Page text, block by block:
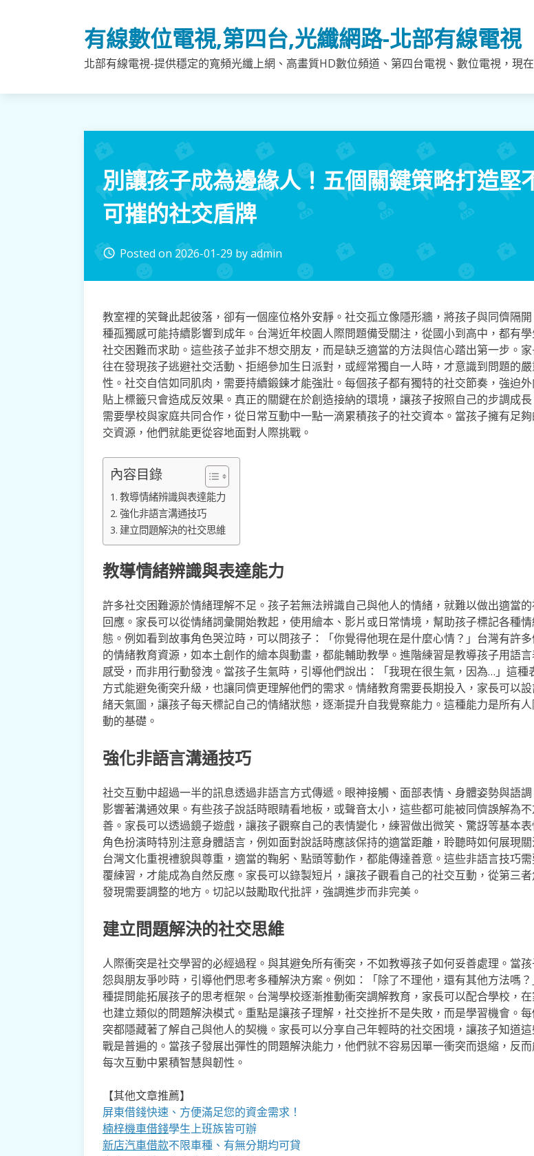
有線數位電視,第四台,光纖網路-北部有線電視
北部有線電視-提供穩定的寬頻光纖上網、高畫質HD數位頻道、第四台電視、數位電視，現
別讓孩子成為邊緣人！五個關鍵策略打造堅
可摧的社交盾牌
access_time Posted on2026-01-29 byadmin
教室裡的笑聲此起彼落，卻有一個座位格外安靜。社交孤立像隱形牆，將孩子與同儕隔
種孤獨感可能持續影響到成年。台灣近年校園人際問題備受關注，從國小到高中，都有
社交困難而求助。這些孩子並非不想交朋友，而是缺乏適當的方法與信心踏出第一步。
往在發現孩子逃避社交活動、拒絕參加生日派對，或經常獨自一人時，才意識到問題的嚴
性。社交自信如同肌肉，需要持續鍛鍊才能強壯。每個孩子都有獨特的社交節奏，強迫
貼上標籤只會造成反效果。真正的關鍵在於創造接納的環境，讓孩子按照自己的步調成
需要學校與家庭共同合作，從日常互動中一點一滴累積孩子的社交資本。當孩子擁有足
交資源，他們就能更從容地面對人際挑戰。
內容目錄
教導情緒辨識與表達能力
強化非語言溝通技巧
建立問題解決的社交思維
教導情緒辨識與表達能力
許多社交困難源於情緒理解不足。孩子若無法辨識自己與他人的情緒，就難以做出適當
回應。家長可以從情緒詞彙開始教起，使用繪本、影片或日常情境，幫助孩子標記各種
態。例如看到故事角色哭泣時，可以問孩子：「你覺得他現在是什麼心情？」台灣有許
的情緒教育資源，如本土創作的繪本與動畫，都能輔助教學。進階練習是教導孩子用語
感受，而非用行動發洩。當孩子生氣時，引導他們說出：「我現在很生氣，因為…」這種
方式能避免衝突升級，也讓同儕更理解他們的需求。情緒教育需要長期投入，家長可以
緒天氣圖，讓孩子每天標記自己的情緒狀態，逐漸提升自我覺察能力。這種能力是所有
動的基礎。
強化非語言溝通技巧
社交互動中超過一半的訊息透過非語言方式傳遞。眼神接觸、面部表情、身體姿勢與語
影響著溝通效果。有些孩子說話時眼睛看地板，或聲音太小，這些都可能被同儕誤解為不
善。家長可以透過鏡子遊戲，讓孩子觀察自己的表情變化，練習做出微笑、驚訝等基本表
角色扮演時特別注意身體語言，例如面對說話時應該保持的適當距離，聆聽時如何展現關
台灣文化重視禮貌與尊重，適當的鞠躬、點頭等動作，都能傳達善意。這些非語言技巧
覆練習，才能成為自然反應。家長可以錄製短片，讓孩子觀看自己的社交互動，從第三
發現需要調整的地方。切記以鼓勵取代批評，強調進步而非完美。
建立問題解決的社交思維
人際衝突是社交學習的必經過程。與其避免所有衝突，不如教導孩子如何妥善處理。當
怨與朋友爭吵時，引導他們思考多種解決方案。例如：「除了不理他，還有其他方法嗎
種提問能拓展孩子的思考框架。台灣學校逐漸推動衝突調解教育，家長可以配合學校，
也建立類似的問題解決模式。重點是讓孩子理解，社交挫折不是失敗，而是學習機會。
突都隱藏著了解自己與他人的契機。家長可以分享自己年輕時的社交困境，讓孩子知道
戰是普遍的。當孩子發展出彈性的問題解決能力，他們就不容易因單一衝突而退縮，反
每次互動中累積智慧與韌性。
【其他文章推薦】
屏東借錢快速、方便滿足您的資金需求！
楠梓機車借錢學生上班族皆可辦
新店汽車借款不限車種、有無分期均可貸